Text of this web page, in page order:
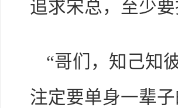
追求宋总，至少
“哥们，知己知
注定要单身一辈子